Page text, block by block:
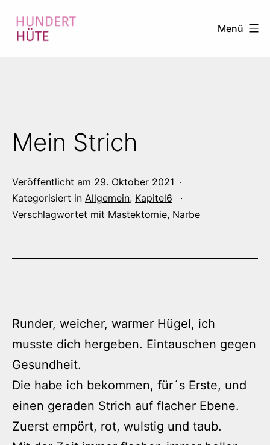
Inhalt
Menü
Mein Strich
Veröffentlicht am 29. Oktober 2021
Kategorisiert in Allgemein, Kapitel6
Verschlagwortet mit Mastektomie, Narbe
Runder, weicher, warmer Hügel, ich
musste dich hergeben. Eintauschen gegen
Gesundheit.
Die habe ich bekommen, für´s Erste, und
einen geraden Strich auf flacher Ebene.
Zuerst empört, rot, wulstig und taub.